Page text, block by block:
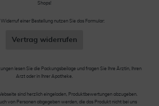
Shops!
Widerruf einer Bestellung nutzen Sie das Formular:
Vertrag widerrufen
lesen Sie die Packungsbeilage und fragen Sie Ihre Ärztin, Ihren
Arzt oder in Ihrer Apotheke.
sind herzlich eingeladen, Produktbewertungen abzugeben.
von Personen abgegeben werden, die das Produkt nicht bei uns